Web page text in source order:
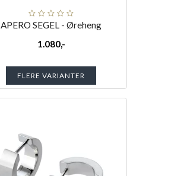
APERO SEGEL - Øreheng
1.080,-
FLERE VARIANTER